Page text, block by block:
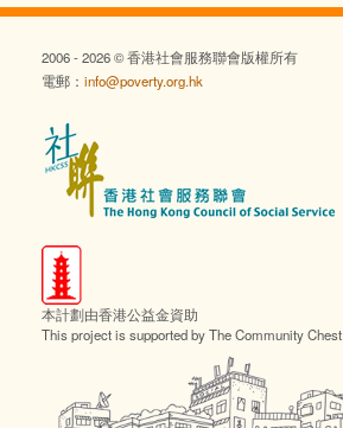
2006 - 2026 © 香港社會服務聯會版權所有
電郵： info@poverty.org.hk
本計劃由香港公益金資助
This project is supported by The Community Chest